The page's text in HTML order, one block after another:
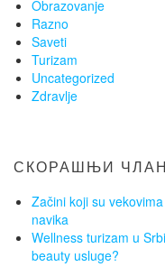
Obrazovanje
Razno
Saveti
Turizam
Uncategorized
Zdravlje
СКОРАШЊИ
Začini koji su
navika
Wellness turizam u
beauty usluge?